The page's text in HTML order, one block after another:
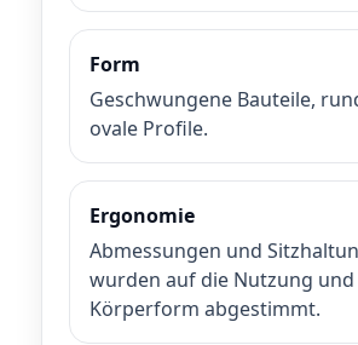
Form
Geschwungene Bauteile,
ovale Profile.
Ergonomie
Abmessungen und
wurden auf die Nutzung und
Körperform abgestimmt.